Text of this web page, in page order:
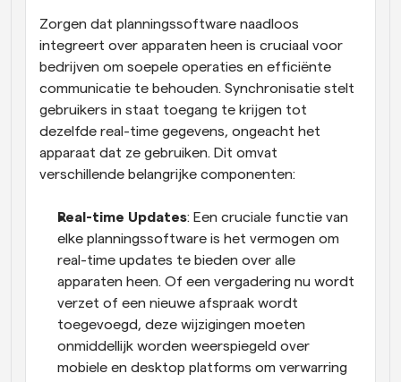
Zorgen dat planningssoftware naadloos
integreert over apparaten heen is cruciaal voor
bedrijven om soepele operaties en efficiënte
communicatie te behouden. Synchronisatie stelt
gebruikers in staat toegang te krijgen tot
dezelfde real-time gegevens, ongeacht het
apparaat dat ze gebruiken. Dit omvat
verschillende belangrijke componenten:
Real-time Updates: Een cruciale functie van
elke planningssoftware is het vermogen om
real-time updates te bieden over alle
apparaten heen. Of een vergadering nu wordt
verzet of een nieuwe afspraak wordt
toegevoegd, deze wijzigingen moeten
onmiddellijk worden weerspiegeld over
mobiele en desktop platforms om verwarring